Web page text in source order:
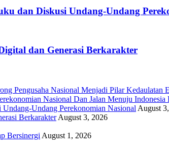
dan Diskusi Undang-Undang
dan Generasi Berkarakter
Pengusaha Nasional Menjadi Pilar Kedaulatan
Nasional Dan Jalan Menuju Indonesia
Undang Perekonomian NasionalAugust
BerkarakterAugust 3, 2026
BersinergiAugust 1, 2026